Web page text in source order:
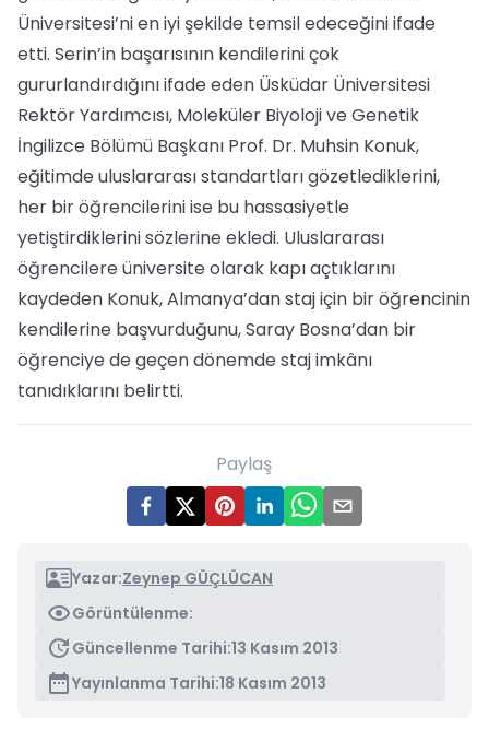
Üniversitesi’ni en iyi şekilde temsil edeceğini ifade
etti. Serin’in başarısının kendilerini çok
gururlandırdığını ifade eden Üsküdar Üniversitesi
Rektör Yardımcısı, Moleküler Biyoloji ve Genetik
İngilizce Bölümü Başkanı Prof. Dr. Muhsin Konuk,
eğitimde uluslararası standartları gözetlediklerini,
her bir öğrencilerini ise bu hassasiyetle
yetiştirdiklerini sözlerine ekledi. Uluslararası
öğrencilere üniversite olarak kapı açtıklarını
kaydeden Konuk, Almanya’dan staj için bir öğrencinin
kendilerine başvurduğunu, Saray Bosna’dan bir
öğrenciye de geçen dönemde staj imkânı
tanıdıklarını belirtti.
Paylaş
Yazar:Zeynep GÜÇLÜCAN
Görüntülenme:
Güncellenme Tarihi:13 Kasım 2013
Yayınlanma Tarihi:18 Kasım 2013